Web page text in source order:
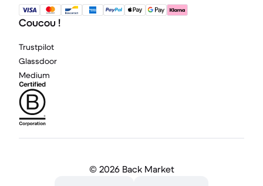
Coucou !
Trustpilot
Glassdoor
Medium
© 2026 Back Market